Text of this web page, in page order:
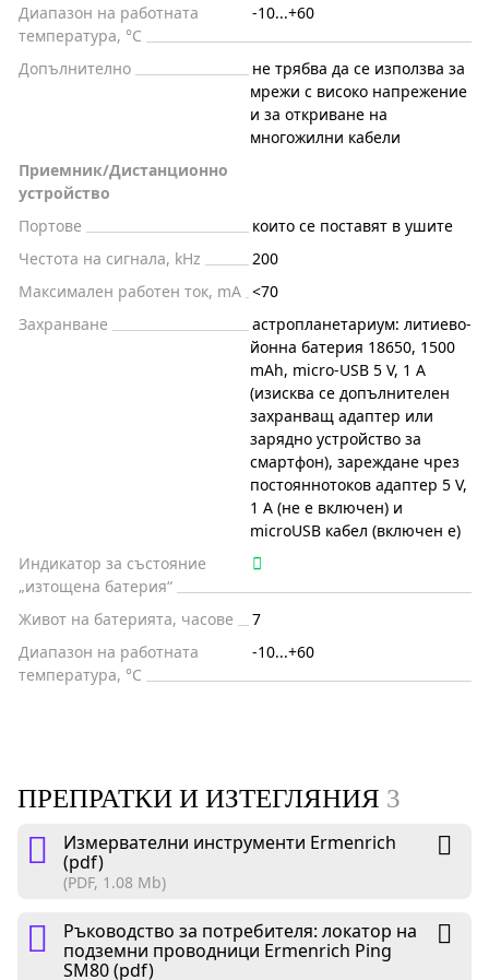
Диапазон на работната
температура, °C
-10...+60
Допълнително
не трябва да се използва за
мрежи с високо напрежение
и за откриване на
многожилни кабели
Приемник/Дистанционно
устройство
Портове
които се поставят в ушите
Честота на сигнала, kHz
200
Максимален работен ток, mA <70
Захранване
астропланетариум: литиево-
йонна батерия 18650, 1500
mAh, micro-USB 5 V, 1 A
(изисква се допълнителен
захранващ адаптер или
зарядно устройство за
смартфон), зареждане чрез
постояннотоков адаптер 5 V,
1 A (не е включен) и
microUSB кабел (включен е)
Индикатор за състояние
„изтощена батерия“
Живот на батерията, часове
7
Диапазон на работната
температура, °C
-10...+60
ПРЕПРАТКИ И ИЗТЕГЛЯНИЯ 3
Измервателни инструменти Ermenrich
(pdf)
(PDF, 1.08 Mb)
Ръководство за потребителя: локатор на
подземни проводници Ermenrich Ping
SM80 (pdf)